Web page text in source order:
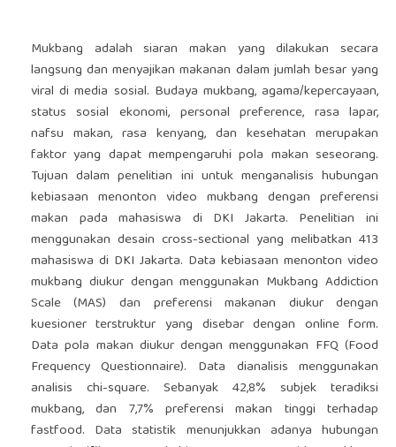
Mukbang adalah siaran makan yang dilakukan secara
langsung dan menyajikan makanan dalam jumlah besar yang
viral di media sosial. Budaya mukbang, agama/kepercayaan,
status sosial ekonomi, personal preference, rasa lapar,
nafsu makan, rasa kenyang, dan kesehatan merupakan
faktor yang dapat mempengaruhi pola makan seseorang.
Tujuan dalam penelitian ini untuk menganalisis hubungan
kebiasaan menonton video mukbang dengan preferensi
makan pada mahasiswa di DKI Jakarta. Penelitian ini
menggunakan desain cross-sectional yang melibatkan 413
mahasiswa di DKI Jakarta. Data kebiasaan menonton video
mukbang diukur dengan menggunakan Mukbang Addiction
Scale (MAS) dan preferensi makanan diukur dengan
kuesioner terstruktur yang disebar dengan online form.
Data pola makan diukur dengan menggunakan FFQ (Food
Frequency Questionnaire). Data dianalisis menggunakan
analisis chi-square. Sebanyak 42,8% subjek teradiksi
mukbang, dan 7,7% preferensi makan tinggi terhadap
fastfood. Data statistik menunjukkan adanya hubungan